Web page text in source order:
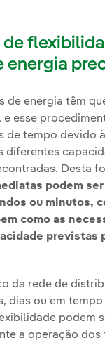
de
energia
de energia têm
e esse
de tempo devido
diferentes
Desta
podem
ou minutos,
como as
previstas
da rede de
dias ou em tempo
podem
a operação dos